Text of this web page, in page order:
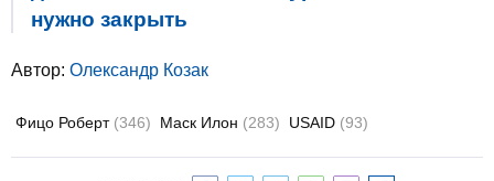
нужно закрыть
Автор: Олександр Козак
Фицо Роберт (346) Маск Илон (283) USAID (93)